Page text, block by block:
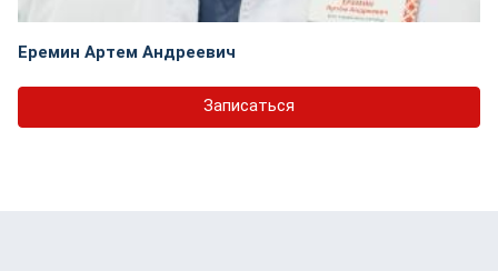
Еремин Артем Андреевич
Записаться